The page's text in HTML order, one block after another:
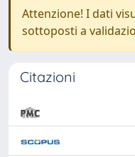
Attenzione! I dati
sottoposti a
Citazioni